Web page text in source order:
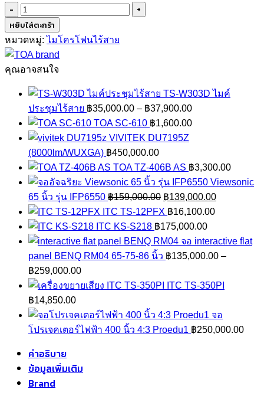
จำนวน
TOA
WM-
2100
ชิ้น
หยิบใส่ตะกร้า
หมวดหมู่:ไมโครโฟนไร้สาย
คุณอาจสนใจ
TS-W303D ไมค์
ประชุมไร้สาย ฿35,000.00 – ฿37,900.00Price
range:
฿37,900.00
TOA SC-610 ฿1,600.00
VIVITEK DU7195Z
(8000lm/WUXGA) ฿450,000.00
TOA TZ-406B AS ฿3,300.00
Viewsonic
65 นิ้ว รุ่น IFP6550 ฿159,000.00 Original
price
was:
฿159,000.00.
฿139,000.00Current
฿
ITC TS-12PFX ฿16,100.00
ITC KS-S218 ฿175,000.00
จอ interactive flat
panel BENQ RM04 65-75-86 นิ้ว ฿135,000.00 –
฿259,000.00Price
range:
through
฿259,000.00
ITC TS-350PI
฿14,850.00
จอ
โปรเจคเตอร์ไฟฟ้า 400 นิ้ว 4:3 Proedu1 ฿250,000.00
คำอธิบาย
ข้อมูลเพิ่มเติม
Brand